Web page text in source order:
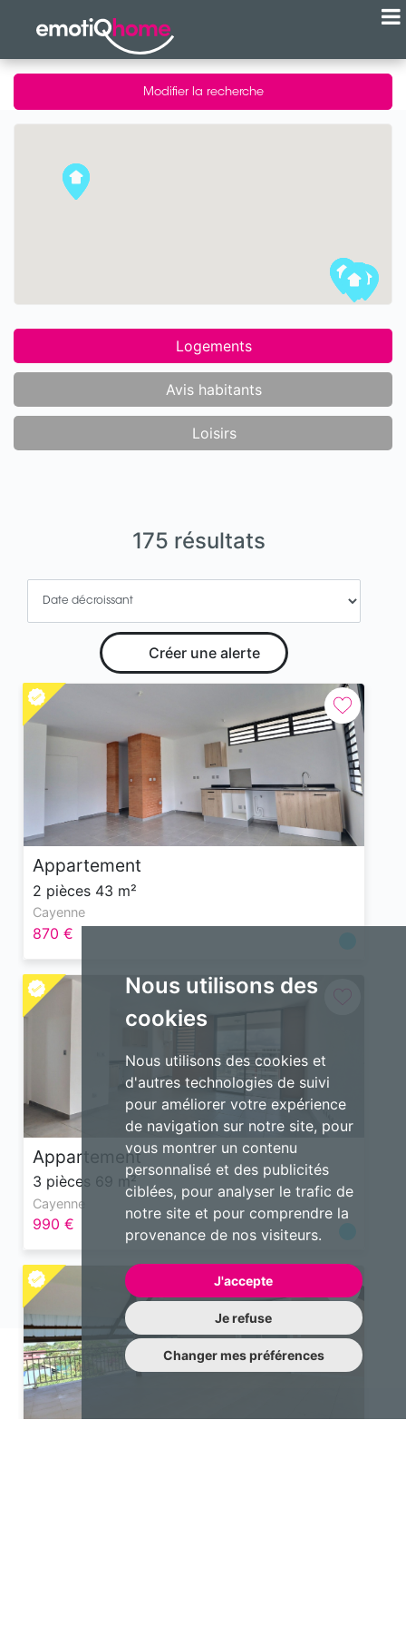
Nous utilisons des
cookies
Nous utilisons des cookies et
d'autres technologies de suivi
pour améliorer votre expérience
de navigation sur notre site, pour
vous montrer un contenu
personnalisé et des publicités
ciblées, pour analyser le trafic de
notre site et pour comprendre la
provenance de nos visiteurs.
J'accepte
Je refuse
Changer mes préférences
Modifier la recherche
175 résultats
Créer une alerte
Appartement
2 pièces 43 m²
Cayenne
870 €
Appartement
3 pièces 69 m²
Cayenne
990 €
Logements
Avis habitants
Loisirs